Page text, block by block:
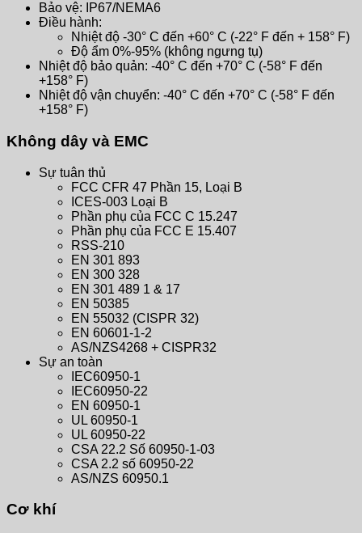
Bảo vệ: IP67/NEMA6
Điều hành:
Nhiệt độ -30° C đến +60° C (-22° F đến + 158° F)
Độ ẩm 0%-95% (không ngưng tụ)
Nhiệt độ bảo quản: -40° C đến +70° C (-58° F đến
+158° F)
Nhiệt độ vận chuyển: -40° C đến +70° C (-58° F đến
+158° F)
Không dây và EMC
Sự tuân thủ
FCC CFR 47 Phần 15, Loại B
ICES-003 Loại B
Phần phụ của FCC C 15.247
Phần phụ của FCC E 15.407
RSS-210
EN 301 893
EN 300 328
EN 301 489 1 & 17
EN 50385
EN 55032 (CISPR 32)
EN 60601-1-2
AS/NZS4268 + CISPR32
Sự an toàn
IEC60950-1
IEC60950-22
EN 60950-1
UL 60950-1
UL 60950-22
CSA 22.2 Số 60950-1-03
CSA 2.2 số 60950-22
AS/NZS 60950.1
Cơ khí